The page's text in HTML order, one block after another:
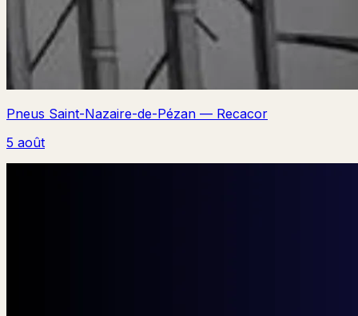
Pneus Saint-Nazaire-de-Pézan — Recacor
5 août